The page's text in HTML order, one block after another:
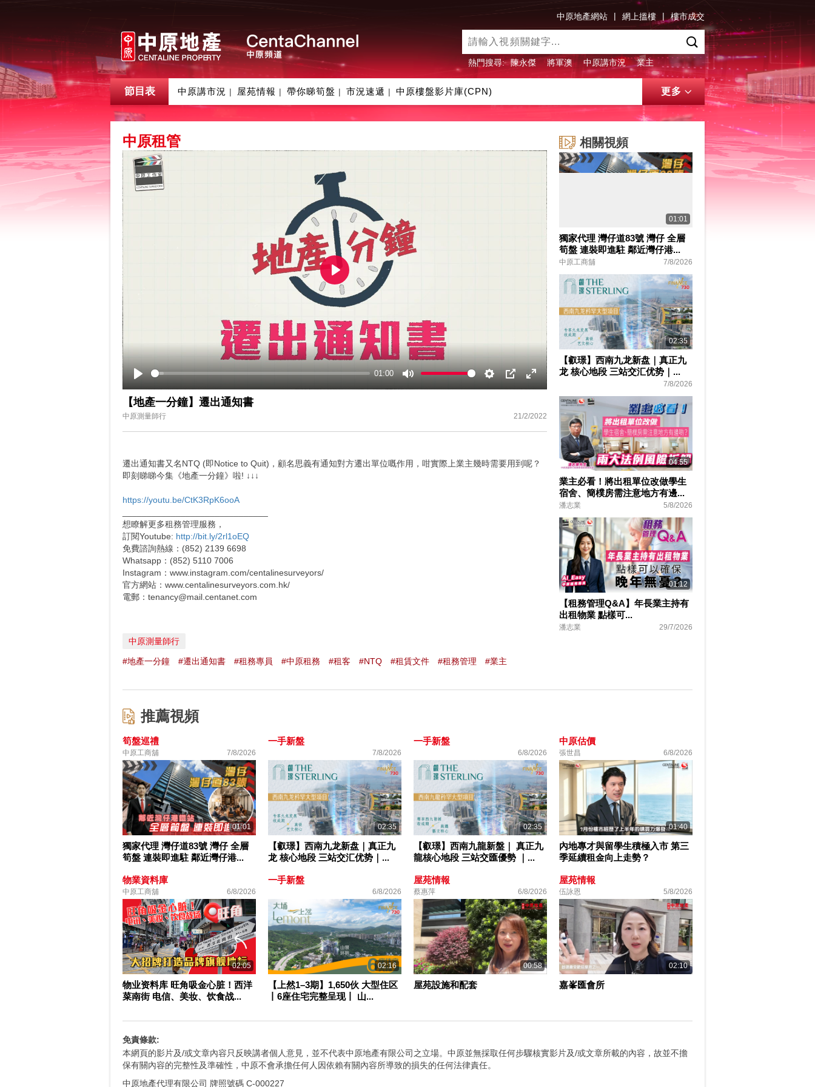
中原地產網站 | 網上搵樓 | 樓市成交
熱門搜尋: 陳永傑 將軍澳 中原講市況 業主
節目表 中原講市況 | 屋苑情報 | 帶你睇筍盤 | 市況速遞 | 中原樓盤影片庫(CPN) 更多
中原租管
01:00
Enter
fullscreen
Play
【地產一分鐘】遷出通知書
中原測量師行 21/2/2022
遷出通知書又名NTQ (即Notice to Quit)，顧名思義有通知對方遷出單位嘅作用，咁實際上業主幾時需要用到呢？
即刻睇睇今集《地產一分鐘》啦! ↓↓↓
https://youtu.be/CtK3RpK6ooA
想瞭解更多租務管理服務，
訂閱Youtube: http://bit.ly/2rl1oEQ
免費諮詢熱線：(852) 2139 6698
Whatsapp：(852) 5110 7006
Instagram：www.instagram.com/centalinesurveyors/
官方網站：www.centalinesurveyors.com.hk/
電郵：tenancy@mail.centanet.com
中原測量師行
#地產一分鐘 #遷出通知書 #租務專員 #中原租務 #租客 #NTQ #租賃文件 #租務管理 #業主
相關視頻
01:01
獨家代理 灣仔道83號 灣仔 全層
筍盤 連裝即進駐 鄰近灣仔港...
中原工商舖 7/8/2026
02:35
【叡璟】西南九龙新盘｜真正九
龙 核心地段 三站交汇优势｜...
7/8/2026
04:55
業主必看！將出租單位改做學生
宿舍、簡樸房需注意地方有邊...
潘志業 5/8/2026
01:12
【租務管理Q&A】年長業主持有
出租物業 點樣可...
潘志業 29/7/2026
推薦視頻
筍盤巡禮
中原工商舖 7/8/2026
01:01
獨家代理 灣仔道83號 灣仔 全層
筍盤 連裝即進駐 鄰近灣仔港...
一手新盤
7/8/2026
02:35
【叡璟】西南九龙新盘｜真正九
龙 核心地段 三站交汇优势｜...
一手新盤
6/8/2026
02:35
【叡璟】西南九龍新盤｜ 真正九
龍核心地段 三站交匯優勢 ｜...
中原估價
張世昌 6/8/2026
01:40
內地專才與留學生積極入市 第三
季延續租金向上走勢？
物業資料庫
中原工商舖 6/8/2026
02:05
物业资料库 旺角吸金心脏！西洋
菜南街 电信、美妆、饮食战...
一手新盤
6/8/2026
02:16
【上然1–3期】1,650伙 大型住区
丨6座住宅完整呈现丨 山...
屋苑情報
蔡惠萍 6/8/2026
00:58
屋苑設施和配套
屋苑情報
伍詠恩 5/8/2026
02:10
嘉峯匯會所
免責條款:
本網頁的影片及/或文章內容只反映講者個人意見，並不代表中原地產有限公司之立場。中原並無採取任何步驟核實影片及/或文章所載的內容，故並不擔
保有關內容的完整性及準確性，中原不會承擔任何人因依賴有關內容所導致的損失的任何法律責任。
中原地產代理有限公司 牌照號碼 C-000227